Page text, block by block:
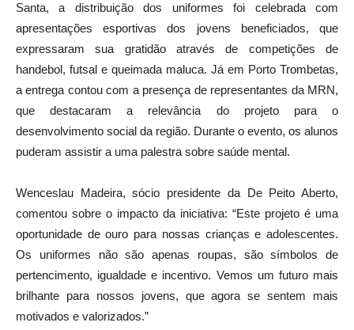
Santa, a distribuição dos uniformes foi celebrada com
apresentações esportivas dos jovens beneficiados, que
expressaram sua gratidão através de competições de
handebol, futsal e queimada maluca. Já em Porto Trombetas,
a entrega contou com a presença de representantes da MRN,
que destacaram a relevância do projeto para o
desenvolvimento social da região. Durante o evento, os alunos
puderam assistir a uma palestra sobre saúde mental.
Wenceslau Madeira, sócio presidente da De Peito Aberto,
comentou sobre o impacto da iniciativa: “Este projeto é uma
oportunidade de ouro para nossas crianças e adolescentes.
Os uniformes não são apenas roupas, são símbolos de
pertencimento, igualdade e incentivo. Vemos um futuro mais
brilhante para nossos jovens, que agora se sentem mais
motivados e valorizados.”